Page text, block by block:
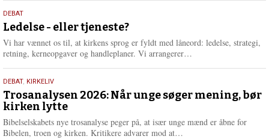
e
r
e
10.
juni
2026
DEBAT
Ledelse - eller tjeneste?
Vi har vænnet os til, at kirkens sprog er fyldt med låneord: ledelse, strategi,
retning, kerneopgaver og handleplaner. Vi arrangerer…
e
2.
juni
2026
DEBAT, KIRKELIV
Trosanalysen 2026: Når unge søger mening, bør
kirken lytte
Bibelselskabets nye trosanalyse peger på, at især unge mænd er åbne for
Bibelen, troen og kirken. Kritikere advarer mod at…